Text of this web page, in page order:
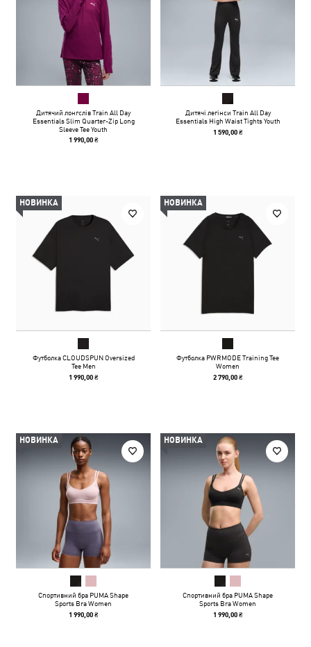
Дитячий лонгслів Train All Day
Essentials Slim Quarter-Zip Long
Sleeve Tee Youth
1 990,00 ₴
Дитячі легінси Train All Day
Essentials High Waist Tights Youth
1 590,00 ₴
НОВИНКА
Футболка CLOUDSPUN Oversized
Tee Men
1 990,00 ₴
НОВИНКА
Футболка PWRMODE Training Tee
Women
2 790,00 ₴
НОВИНКА
Спортивний бра PUMA Shape
Sports Bra Women
1 990,00 ₴
НОВИНКА
Спортивний бра PUMA Shape
Sports Bra Women
1 990,00 ₴